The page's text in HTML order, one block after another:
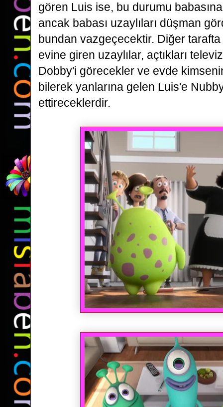
gören Luis ise, bu durumu
ancak babası uzaylıları düşman
bundan vazgeçecektir. Diğer
evine giren uzaylılar, açtıkları
Dobby'i görecekler ve evde
bilerek yanlarına gelen Luis'e
ettireceklerdir.